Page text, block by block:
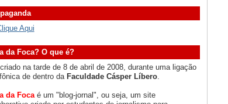
da Foca? O que é?
na tarde de 8 de abril de 2008, durante uma ligação
de dentro da Faculdade Cásper Líbero.
da Foca é um "blog-jornal", ou seja, um site